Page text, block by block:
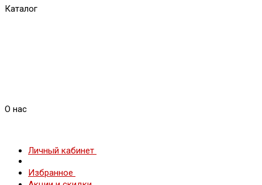
Каталог
О нас
Личный кабинет
Избранное